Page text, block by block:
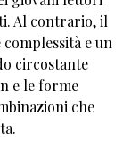
Al contrario, il
e un
circostante
e le forme
che